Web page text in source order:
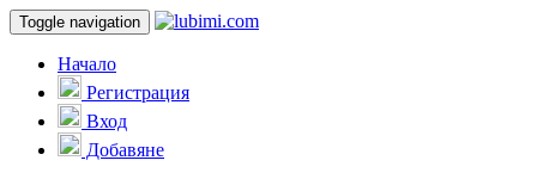
Toggle navigation
Начало
Регистрация
Вход
Добавяне